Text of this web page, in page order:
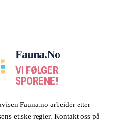
Fauna.no
VI FØLGER
SPORENE!
Fauna.no arbeider etter
etiske regler. Kontakt oss på